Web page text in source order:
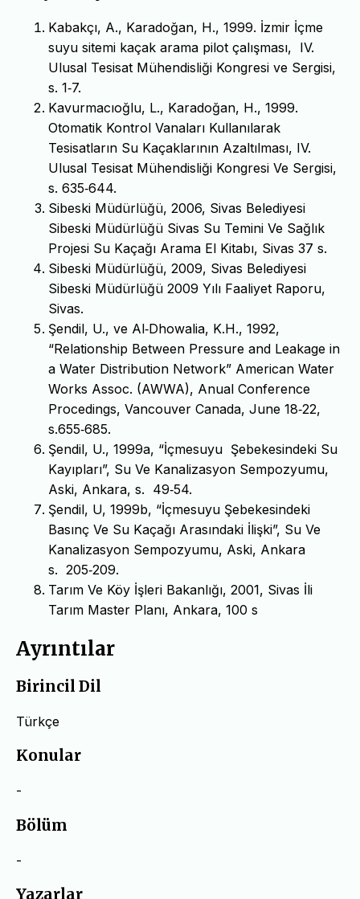
Kabakçı, A., Karadoğan, H., 1999. İzmir İçme
suyu sitemi kaçak arama pilot çalışması, IV.
Ulusal Tesisat Mühendisliği Kongresi ve Sergisi,
s. 1‐7.
Kavurmacıoğlu, L., Karadoğan, H., 1999.
Otomatik Kontrol Vanaları Kullanılarak
Tesisatların Su Kaçaklarının Azaltılması, IV.
Ulusal Tesisat Mühendisliği Kongresi Ve Sergisi,
s. 635‐644.
Sibeski Müdürlüğü, 2006, Sivas Belediyesi
Sibeski Müdürlüğü Sivas Su Temini Ve Sağlık
Projesi Su Kaçağı Arama El Kitabı, Sivas 37 s.
Sibeski Müdürlüğü, 2009, Sivas Belediyesi
Sibeski Müdürlüğü 2009 Yılı Faaliyet Raporu,
Sivas.
Şendil, U., ve Al‐Dhowalia, K.H., 1992,
“Relationship Between Pressure and Leakage in
a Water Distribution Network” American Water
Works Assoc. (AWWA), Anual Conference
Procedings, Vancouver Canada, June 18‐22,
s.655‐685.
Şendil, U., 1999a, “İçmesuyu Şebekesindeki Su
Kayıpları”, Su Ve Kanalizasyon Sempozyumu,
Aski, Ankara, s. 49‐54.
Şendil, U, 1999b, “İçmesuyu Şebekesindeki
Basınç Ve Su Kaçağı Arasındaki İlişki”, Su Ve
Kanalizasyon Sempozyumu, Aski, Ankara
s. 205‐209.
Tarım Ve Köy İşleri Bakanlığı, 2001, Sivas İli
Tarım Master Planı, Ankara, 100 s
Ayrıntılar
Birincil Dil
Türkçe
Konular
-
Bölüm
-
Yazarlar